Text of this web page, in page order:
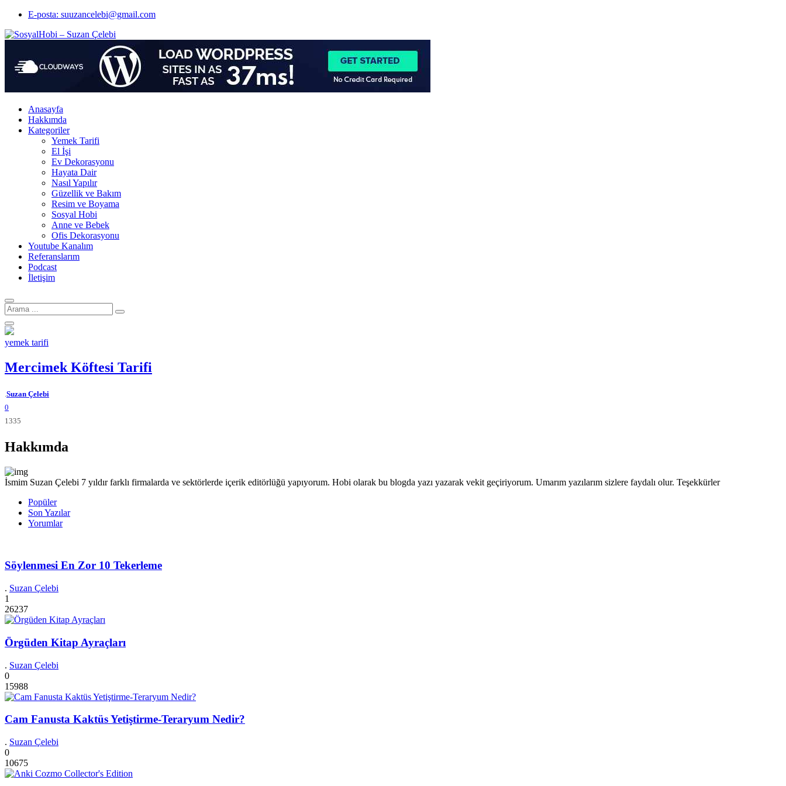
E-posta: suuzancelebi@gmail.com
Anasayfa
Hakkımda
Kategoriler
Yemek Tarifi
El İşi
Ev Dekorasyonu
Hayata Dair
Nasıl Yapılır
Güzellik ve Bakım
Resim ve Boyama
Sosyal Hobi
Anne ve Bebek
Ofis Dekorasyonu
Youtube Kanalım
Referanslarım
Podcast
İletişim
Arama
için:
yemek tarifi
Mercimek Köftesi Tarifi
Yazar
Suzan Çelebi
0
1335
Hakkımda
İsmim Suzan Çelebi 7 yıldır farklı firmalarda ve sektörlerde içerik editörlüğü yapıyorum. Hobi olarak bu blogda yazı yazarak vekit geçiriyorum. Umarım yazılarım sizlere faydalı olur. Teşekkürler
Popüler
Son Yazılar
Yorumlar
Söylenmesi En Zor 10 Tekerleme
. Suzan Çelebi
1
26237
Örgüden Kitap Ayraçları
. Suzan Çelebi
0
15988
Cam Fanusta Kaktüs Yetiştirme-Teraryum Nedir?
. Suzan Çelebi
0
10675